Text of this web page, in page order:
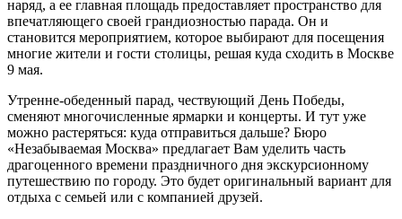
наряд, а ее главная площадь предоставляет пространство для
впечатляющего своей грандиозностью парада. Он и
становится мероприятием, которое выбирают для посещения
многие жители и гости столицы, решая куда сходить в Москве
9 мая.
Утренне-обеденный парад, чествующий День Победы,
сменяют многочисленные ярмарки и концерты. И тут уже
можно растеряться: куда отправиться дальше? Бюро
«Незабываемая Москва» предлагает Вам уделить часть
драгоценного времени праздничного дня экскурсионному
путешествию по городу. Это будет оригинальный вариант для
отдыха с семьей или с компанией друзей.